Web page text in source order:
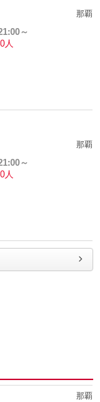
那覇
～
人
那覇
～
人
那覇